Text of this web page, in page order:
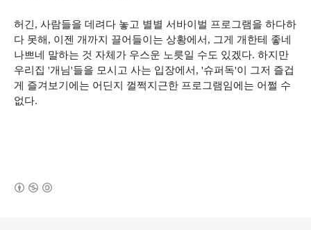
허긴, 사람들을 데려다 놓고 별별 서바이벌 프로그램을 하다하
다 못해, 이젠 개까지 끌어들이는 상황에서, 그게 개한테 좋네
나쁘네 말하는 것 자체가 우스운 노릇일 수도 있겠다. 하지만
우리집 '개님'들을 모시고 사는 입장에서, '슈퍼독'이 그저 즐겁
게 즐겨보기에는 어딘지 껄쩍지근한 프로그램임에는 어쩔 수
없다.